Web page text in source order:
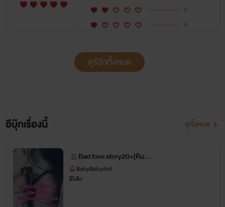
"จะเปลี่ยนน้องนอกไส้
ให้เป็นที่ระบายความใคร่ชั่วคืน!"
0
0
ดูรีวิวทั้งหมด
อีบุ๊กเรื่องนี้ ดูทั้งหมด
Bad love story20+[คิม&เ
ดียร์น่า]
BabyBabydoll
อีโรติก